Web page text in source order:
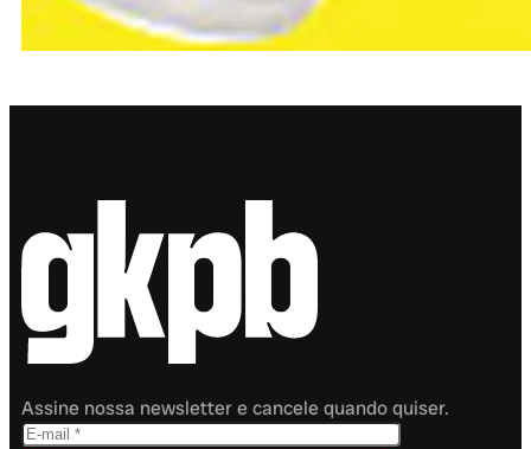
Assine nossa newsletter e cancele quando quiser.